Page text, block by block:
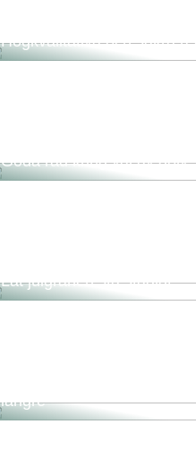
Högkvalitativa och säkra
Goda råd kring val av golv
Låt julgranen stå stadigt
längre